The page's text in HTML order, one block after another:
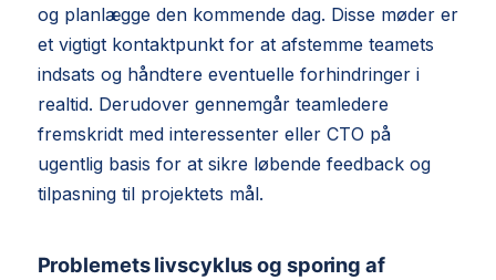
og planlægge den kommende dag. Disse møder er
et vigtigt kontaktpunkt for at afstemme teamets
indsats og håndtere eventuelle forhindringer i
realtid. Derudover gennemgår teamledere
fremskridt med interessenter eller CTO på
ugentlig basis for at sikre løbende feedback og
tilpasning til projektets mål.
Problemets livscyklus og sporing af